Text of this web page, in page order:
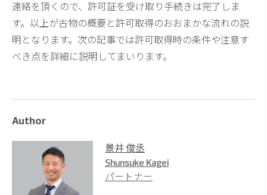
連絡を頂くので、許可証を受け取り手続きは完了しま
す。以上が古物の概要と許可取得のおおまかな流れの説
明となります。次の記事では許可取得時の条件や注意す
べき点を詳細に説明してまいります。
Author
景井 俊丞
Shunsuke Kagei
パートナー